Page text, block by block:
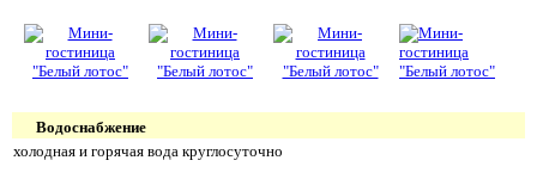
Водоснабжение
холодная и горячая вода круглосуточно